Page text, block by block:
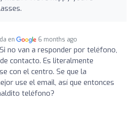
en 6 months ago
Si no van a responder por teléfono,
contacto. Es literalmente
con el centro. Se que la
use el email, así que entonces
teléfono?